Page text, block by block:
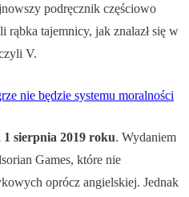
podręcznik częściowo
tajemnicy, jak znalazł się w
V.
nie będzie systemu moralności
sierpnia 2019 roku. Wydaniem
Games, które nie
oprócz angielskiej. Jednak